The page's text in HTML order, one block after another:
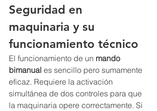
Seguridad en
maquinaria y su
funcionamiento técnico
El funcionamiento de un mando
bimanual es sencillo pero sumamente
eficaz. Requiere la activación
simultánea de dos controles para que
la maquinaria opere correctamente. Si